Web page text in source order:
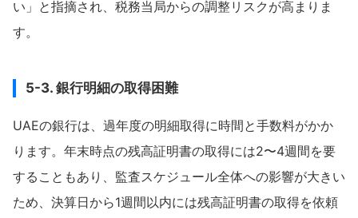
い」と指摘され、税務当局からの調整リスクが高まりま
す。
5-3. 銀行明細の取得困難
UAEの銀行は、過年度の明細取得に時間と手数料がかか
ります。年末時点の残高証明書の取得には2〜4週間を要
することもあり、監査スケジュール全体への影響が大きい
ため、決算日から1週間以内には残高証明書の取得を依頼